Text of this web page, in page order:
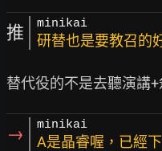
推 minikai
研替也是要教召的
→ minikai
A是晶睿喔，已經